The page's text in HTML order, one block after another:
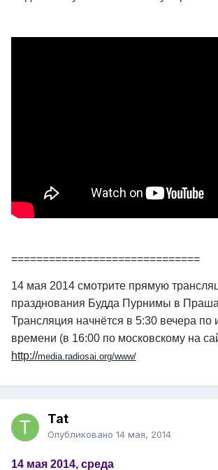
==============================
14 мая 2014 смотрите прямую
празднования Будда Пурнимы в
Трансляция начнётся в 5:30 вечера по
времени (в 16:00 по московскому на
http://media.radiosai.org/www/
Tat
Опубликовано 14 мая, 2014
14 мая 2014, среда